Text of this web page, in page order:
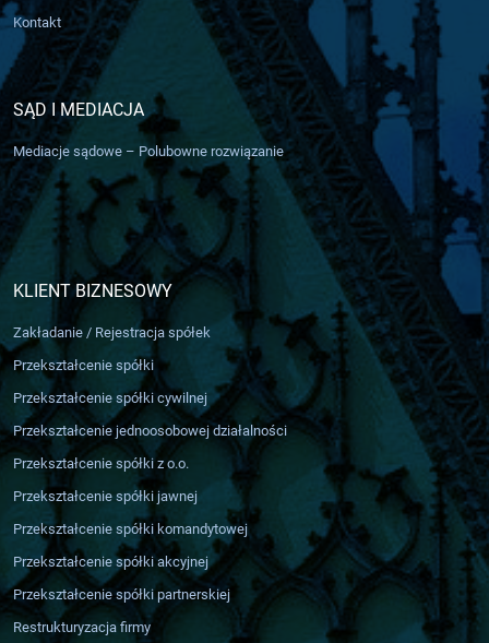
Kontakt
SĄD I MEDIACJA
Mediacje sądowe – Polubowne rozwiązanie
KLIENT BIZNESOWY
Zakładanie / Rejestracja spółek
Przekształcenie spółki
Przekształcenie spółki cywilnej
Przekształcenie jednoosobowej działalności
Przekształcenie spółki z o.o.
Przekształcenie spółki jawnej
Przekształcenie spółki komandytowej
Przekształcenie spółki akcyjnej
Przekształcenie spółki partnerskiej
Restrukturyzacja firmy